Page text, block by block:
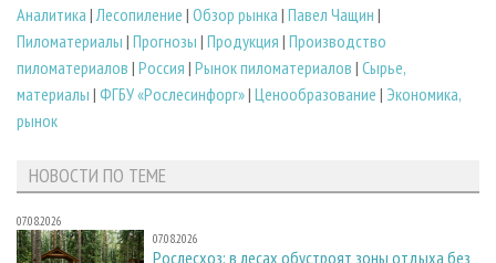
Аналитика | Лесопиление | Обзор рынка | Павел Чащин |
Пиломатериалы | Прогнозы | Продукция | Производство
пиломатериалов | Россия | Рынок пиломатериалов | Сырье,
материалы | ФГБУ «Рослесинфорг»| Ценообразование | Экономика,
рынок
НОВОСТИ ПО ТЕМЕ
07.08.2026
07.08.2026
Рослесхоз: в лесах обустроят зоны отдыха без